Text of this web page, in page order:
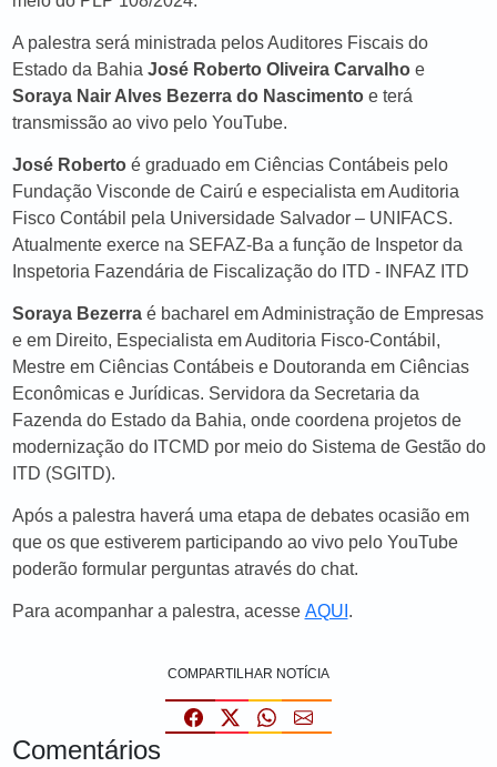
A palestra será ministrada pelos Auditores Fiscais do
Estado da Bahia José Roberto Oliveira Carvalho e
Soraya Nair Alves Bezerra do Nascimentoe terá
transmissão ao vivo pelo YouTube.
José Roberto é graduado em Ciências Contábeis pelo
Fundação Visconde de Cairú e especialista em Auditoria
Fisco Contábil pela Universidade Salvador – UNIFACS.
Atualmente exerce na SEFAZ-Ba a função de Inspetor da
Inspetoria Fazendária de Fiscalização do ITD - INFAZ ITD
Soraya Bezerraé bacharel em Administração de Empresas
e em Direito, Especialista em Auditoria Fisco-Contábil,
Mestre em Ciências Contábeis e Doutoranda em Ciências
Econômicas e Jurídicas. Servidora da Secretaria da
Fazenda do Estado da Bahia, onde coordena projetos de
modernização do ITCMD por meio do Sistema de Gestão do
ITD (SGITD).
Após a palestra haverá uma etapa de debates ocasião em
que os que estiverem participando ao vivo pelo YouTube
poderão formular perguntas através do chat.
Para acompanhar a palestra, acesse AQUI .
COMPARTILHAR NOTÍCIA
Comentários